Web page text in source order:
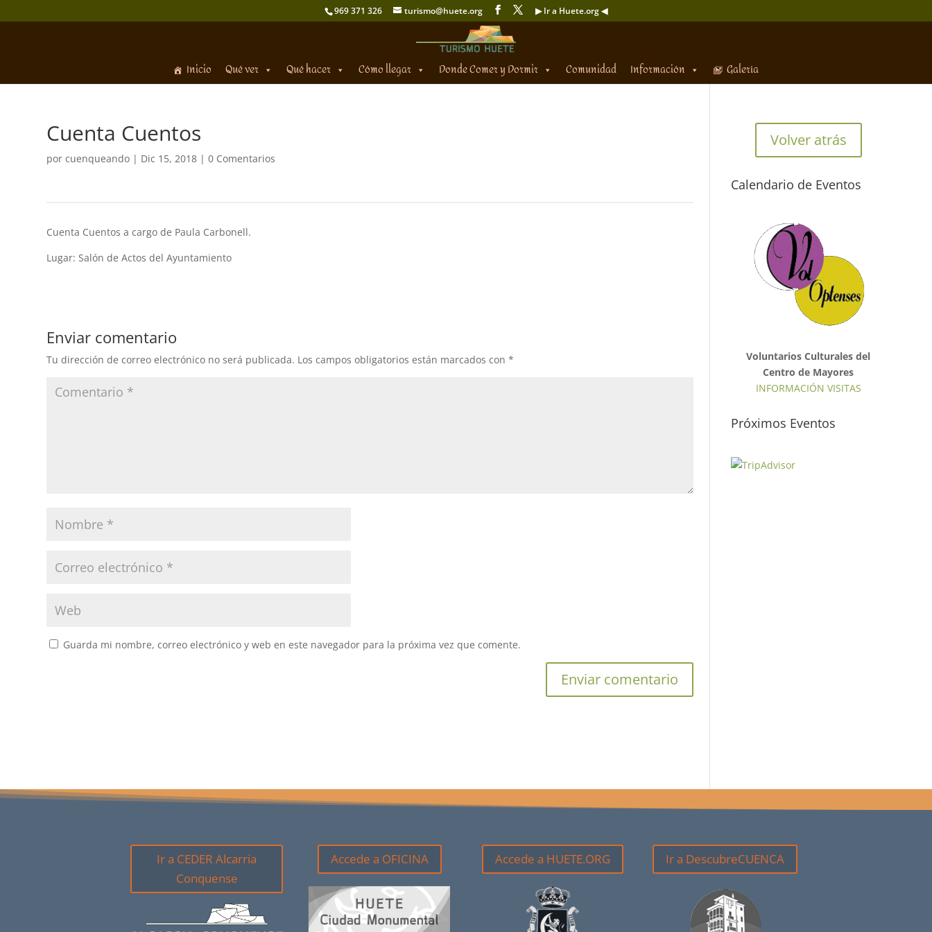
969 371 326 turismo@huete.org ▶ Ir a Huete.org ◀
Inicio Qué ver Qué hacer Cómo llegar Donde Comer y Dormir Comunidad Información Galería
Cuenta Cuentos
porcuenqueando | Dic 15, 2018 |0 Comentarios
Cuenta Cuentos a cargo de Paula Carbonell.
Lugar: Salón de Actos del Ayuntamiento
Enviar comentario
Tu dirección de correo electrónico no será publicada. Los campos obligatorios están marcados con*
Guarda mi nombre, correo electrónico y web en este navegador para la próxima vez que comente.
Volver atrás
Calendario de Eventos
Voluntarios Culturales del
Centro de Mayores
INFORMACIÓN VISITAS
Próximos Eventos
Ir a CEDER Alcarria
Conquense
Accede a OFICINA Accede a HUETE.ORG Ir a DescubreCUENCA